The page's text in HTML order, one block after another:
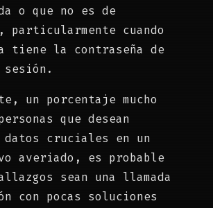
o que no es de
particularmente cuando
tiene la contraseña de
un porcentaje mucho
que desean
datos cruciales en un
averiado, es probable
sean una llamada
con pocas soluciones